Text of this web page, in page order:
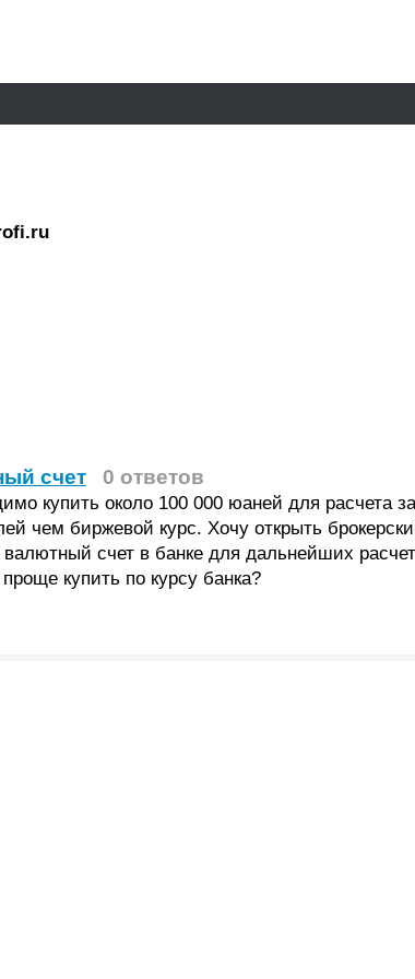
счет 0 ответов
купить около 100 000 юаней для расчета
чем биржевой курс. Хочу открыть
счет в банке для дальнейших
купить по курсу банка?